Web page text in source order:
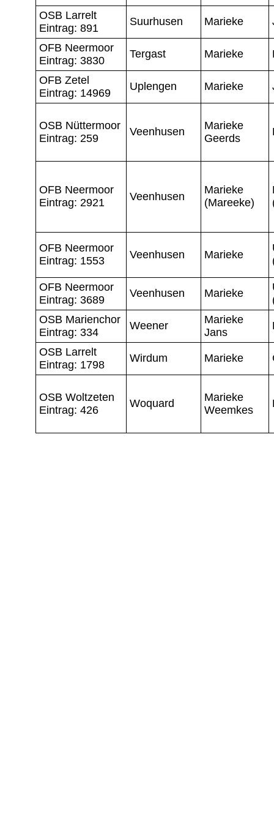
OSB Larrelt
Eintrag: 891
Suurhusen Marieke
OFB Neermoor
Eintrag: 3830
Tergast Marieke
OFB Zetel
Eintrag: 14969
Uplengen Marieke
OSB Nüttermoor
Eintrag: 259
Veenhusen
Marieke
Geerds
OFB Neermoor
Eintrag: 2921
Veenhusen
Marieke
(Mareeke)
OFB Neermoor
Eintrag: 1553
Veenhusen Marieke
OFB Neermoor
Eintrag: 3689
Veenhusen Marieke
OSB Marienchor
Eintrag: 334
Weener
Marieke
Jans
OSB Larrelt
Eintrag: 1798
Wirdum Marieke
OSB Woltzeten
Eintrag: 426
Woquard
Marieke
Weemkes